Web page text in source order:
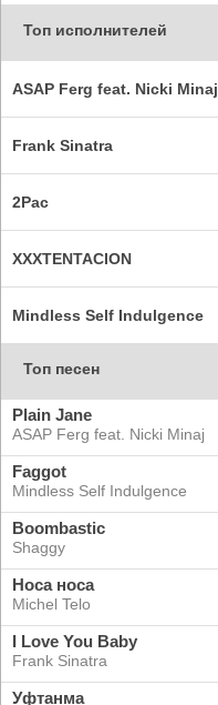
Топ исполнителей
ASAP Ferg feat. Nicki Minaj
Frank Sinatra
2Pac
XXXTENTACION
Mindless Self Indulgence
Топ песен
Plain Jane
ASAP Ferg feat. Nicki Minaj
Faggot
Mindless Self Indulgence
Boombastic
Shaggy
Носа носа
Michel Telo
I Love You Baby
Frank Sinatra
Уфтанма